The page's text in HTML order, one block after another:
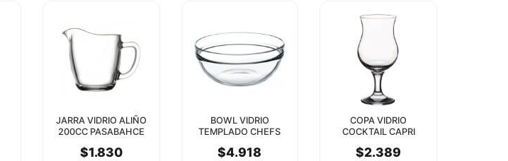
JARRA VIDRIO ALIÑO
200CC PASABAHCE
$1.830
BOWL VIDRIO
TEMPLADO CHEFS
$4.918
COPA VIDRIO
COCKTAIL CAPRI
$2.389